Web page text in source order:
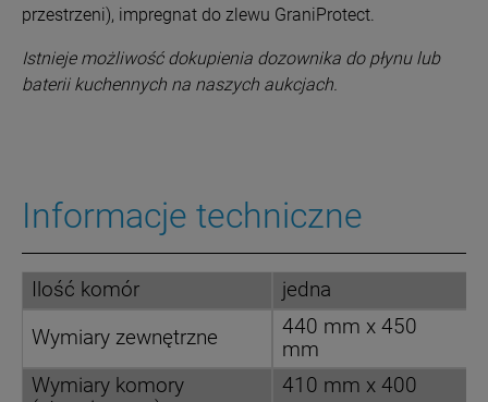
przestrzeni), impregnat do zlewu GraniProtect.
Istnieje możliwość dokupienia dozownika do płynu lub
baterii kuchennych na naszych aukcjach.
Informacje techniczne
Ilość komór
jedna
Wymiary zewnętrzne
440 mm x 450
mm
Wymiary komory
410 mm x 400